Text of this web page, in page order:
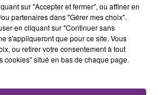
sur "Accepter et fermer", ou affiner en
partenaires dans "Gérer mes choix".
en cliquant sur "Continuer sans
s'appliqueront que pour ce site. Vous
ou retirer votre consentement à tout
cookies" situé en bas de chaque page.